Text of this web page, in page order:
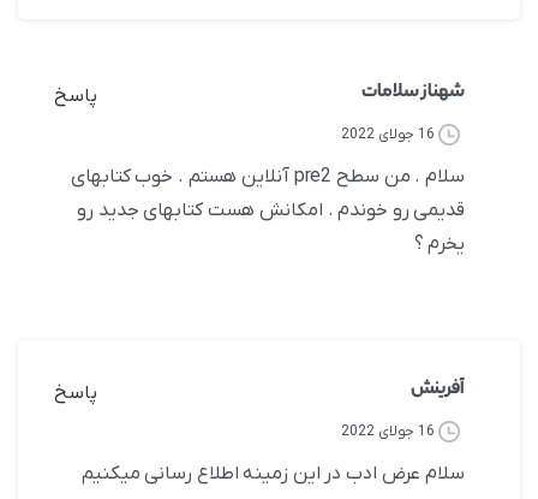
شهناز سلامات پاسخ
16 جولای 2022
سلام . من سطح pre2 آنلاین هستم . خوب کتابهای
قدیمی رو خوندم . امکانش هست کتابهای جدید رو
یخرم ؟
آفرینش پاسخ
16 جولای 2022
سلام عرض ادب در این زمینه اطلاع رسانی میکنیم